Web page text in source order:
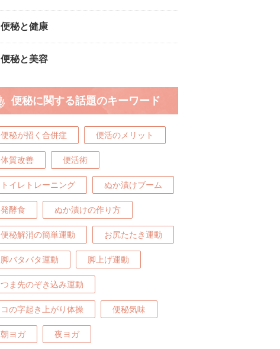
便秘と健康
便秘と美容
便秘に関する話題のキーワード
便秘が招く合併症 便活のメリット
体質改善 便活術
トイレトレーニング ぬか漬けブーム
発酵食 ぬか漬けの作り方
便秘解消の簡単運動 お尻たたき運動
脚バタバタ運動 脚上げ運動
つま先のぞき込み運動
コの字起き上がり体操 便秘気味
朝ヨガ 夜ヨガ